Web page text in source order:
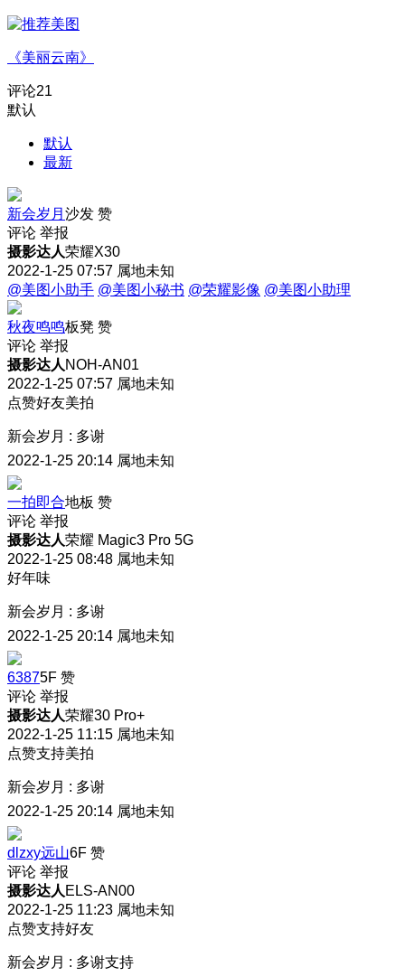
《美丽云南》
评论21
默认
默认
最新
新会岁月 沙发 赞
评论 举报
摄影达人荣耀X30
2022-1-25 07:57 属地未知
@美图小助手 @美图小秘书 @荣耀影像 @美图小助理
秋夜鸣鸣板凳 赞
评论 举报
摄影达人 NOH-AN01
2022-1-25 07:57 属地未知
点赞好友美拍
新会岁月 : 多谢
2022-1-25 20:14 属地未知
一拍即合地板 赞
评论 举报
摄影达人荣耀 Magic3 Pro 5G
2022-1-25 08:48 属地未知
好年味
新会岁月 : 多谢
2022-1-25 20:14 属地未知
63875F 赞
评论 举报
摄影达人荣耀30 Pro+
2022-1-25 11:15 属地未知
点赞支持美拍
新会岁月 : 多谢
2022-1-25 20:14 属地未知
dlzxy远山6F 赞
评论 举报
摄影达人 ELS-AN00
2022-1-25 11:23 属地未知
点赞支持好友
新会岁月 : 多谢支持